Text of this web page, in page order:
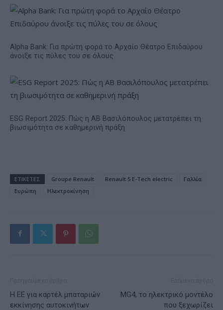
Alpha Bank: Για πρώτη φορά το Αρχαίο Θέατρο Επιδαύρου
άνοιξε τις πύλες του σε όλους
ESG Report 2025: Πώς η ΑΒ Βασιλόπουλος μετατρέπει τη
βιωσιμότητα σε καθημερινή πράξη
ΕΤΙΚΕΤΕΣ Groupe Renault Renault 5 E-Tech electric
Γαλλία
Ευρώπη
Ηλεκτροκίνηση
Η ΕΕ για καρτέλ μπαταριών
εκκίνησης αυτοκινήτων
MG4, το ηλεκτρικό μοντέλο
που ξεχωρίζει